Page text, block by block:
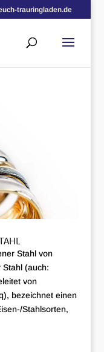
trauringladen.de
Stahl von
Stahl (auch:
von
Stahlsorten,